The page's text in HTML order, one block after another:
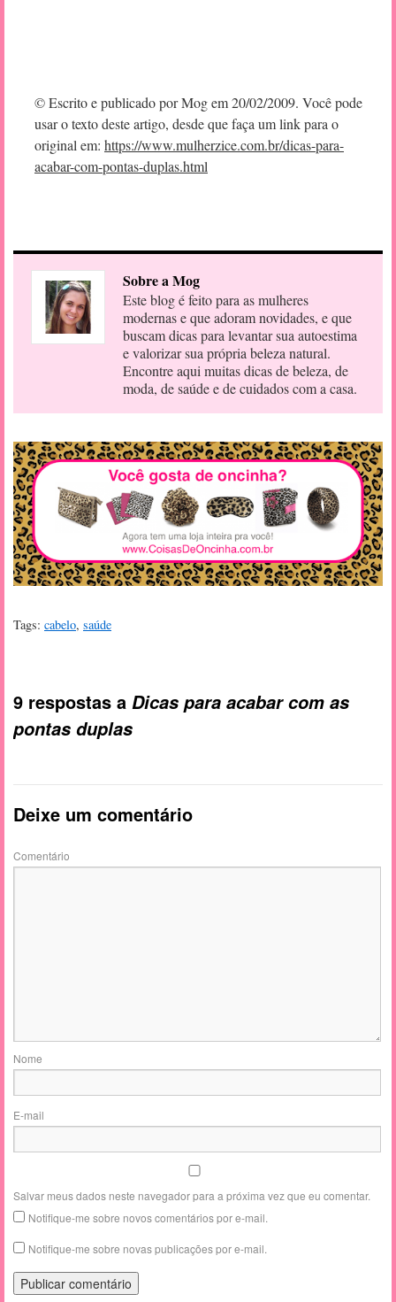
© Escrito e publicado por Mog em 20/02/2009. Você pode
usar o texto deste artigo, desde que faça um link para o
original em: https://www.mulherzice.com.br/dicas-para-
acabar-com-pontas-duplas.html
Sobre a Mog
Este blog é feito para as mulheres
modernas e que adoram novidades, e que
buscam dicas para levantar sua autoestima
e valorizar sua própria beleza natural.
Encontre aqui muitas dicas de beleza, de
moda, de saúde e de cuidados com a casa.
Tags: cabelo, saúde
9 respostas a Dicas para acabar com as
pontas duplas
Deixe um comentário
Comentário
Nome
E-mail
Salvar meus dados neste navegador para a próxima vez que eu comentar.
Notifique-me sobre novos comentários por e-mail.
Notifique-me sobre novas publicações por e-mail.